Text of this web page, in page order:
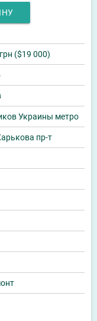
($19 000)
Украины метро
пр-т